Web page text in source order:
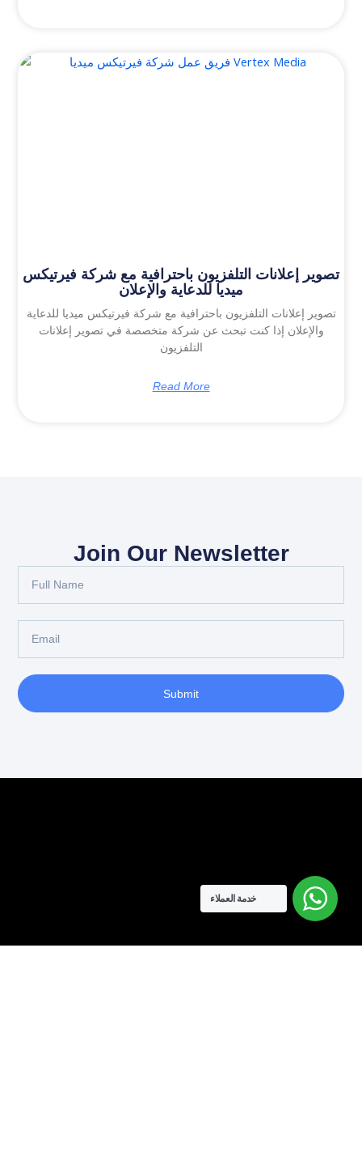
تصوير إعلانات التلفزيون باحترافية مع شركة فيرتيكس
ميديا للدعاية والإعلان
تصوير إعلانات التلفزيون باحترافية مع شركة فيرتيكس ميديا للدعاية
والإعلان إذا كنت تبحث عن شركة متخصصة في تصوير إعلانات
التلفزيون
Read More
Join Our Newsletter
Name
Submit
خدمة العملاء